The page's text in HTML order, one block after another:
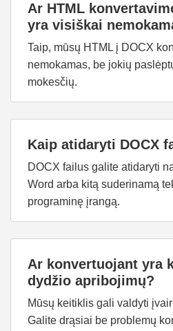
Ar HTML
yra visiškai
Taip, mūsų HTML į DOCX
nemokamas, be jokių
mokesčių.
Kaip atidaryti DOCX
DOCX failus galite atidaryti
Word arba kitą suderinamą
programinę įrangą.
Ar konvertuojant yra
dydžio apribojimų?
Mūsų keitiklis gali valdyti
Galite drąsiai be problemų